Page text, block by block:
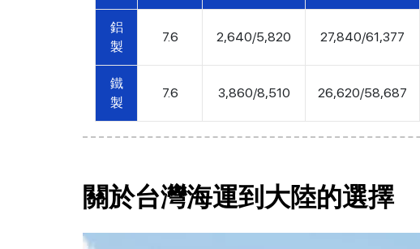
鋁
製
7.6 2,640/5,820 27,840/61,377
鐵
製
7.6 3,860/8,510 26,620/58,687
關於台灣海運到大陸的選擇